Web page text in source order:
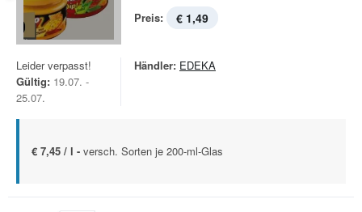
Preis: € 1,49
Leider verpasst!
Gültig: 19.07. -
25.07.
Händler: EDEKA
€ 7,45 / l - versch. Sorten je 200-ml-Glas